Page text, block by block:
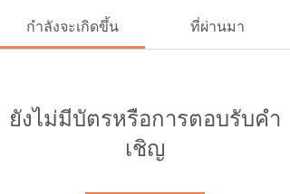
กำลังจะเกิดขึ้น ที่ผ่านมา
ยังไม่มีบัตรหรือการตอบรับคำ
เชิญ